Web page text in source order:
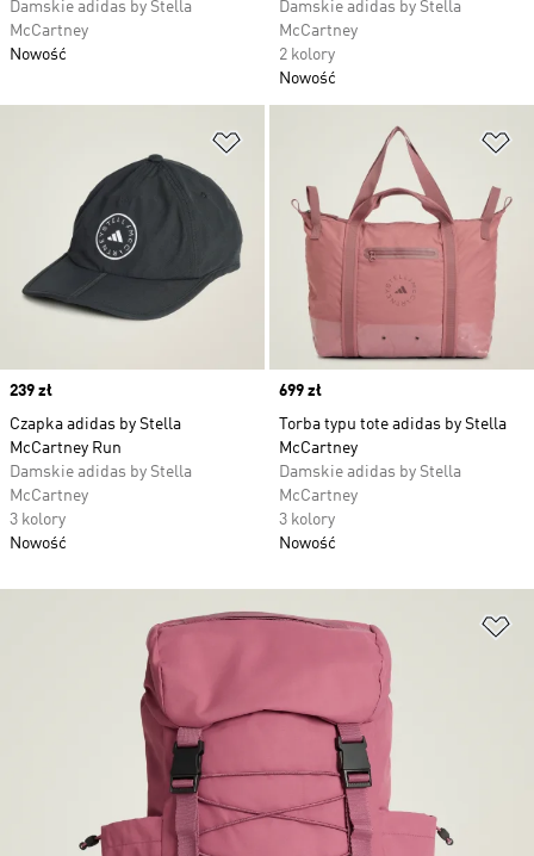
Damskie adidas by Stella
McCartney
Nowość
Damskie adidas by Stella
McCartney
2 kolory
Nowość
Dodaj do listy życzeń
Price
239 zł
Czapka adidas by Stella
McCartney Run
Damskie adidas by Stella
McCartney
3 kolory
Nowość
Price
699 zł
Torba typu tote adidas by Stella
McCartney
Damskie adidas by Stella
McCartney
3 kolory
Nowość